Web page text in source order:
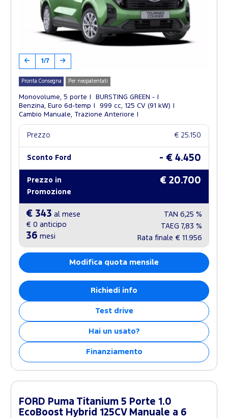
1/7
Pronta Consegna Per neopatentati
Monovolume, 5 porte
BURSTING GREEN -
Benzina, Euro 6d-temp
999 cc, 125 CV (91 kW)
Cambio Manuale, Trazione Anteriore
Prezzo € 25.150
Sconto Ford - € 4.450
Prezzo in
Promozione
€ 20.700
€ 343 al mese
€ 0 anticipo
36 mesi
TAN 6,25 %
TAEG 7,83 %
Rata finale € 11.956
Modifica quota mensile
Richiedi info
Test drive
Hai un usato?
Finanziamento
FORD Puma Titanium 5 Porte 1.0
EcoBoost Hybrid 125CV Manuale a 6